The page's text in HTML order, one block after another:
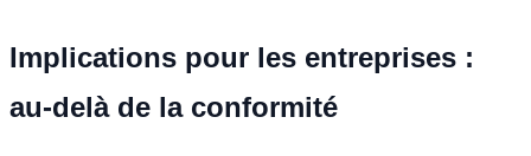
Implications pour les entreprises :
au-delà de la conformité